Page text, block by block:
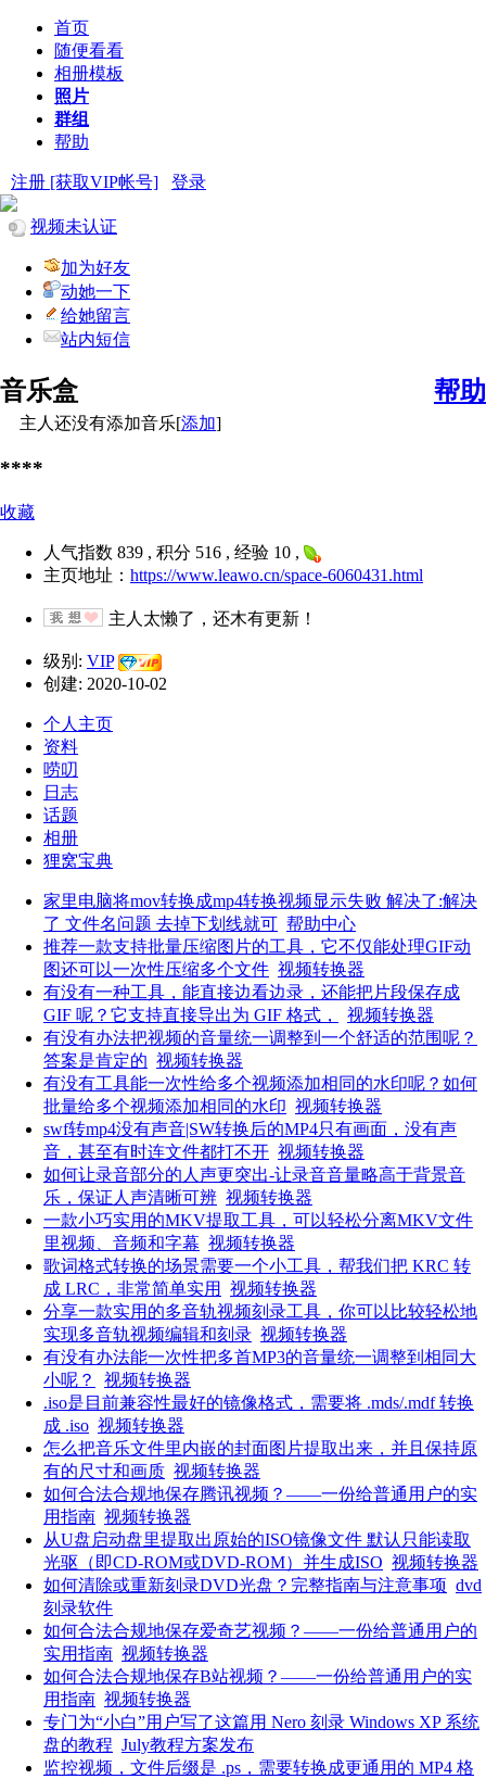
首页
随便看看
相册模板
照片
群组
帮助
注册 [获取VIP帐号] 登录
视频未认证
加为好友
动她一下
给她留言
站内短信
帮助
音乐盒
主人还没有添加音乐[添加]
****
收藏
人气指数 839 , 积分 516 , 经验 10 ,
主页地址： https://www.leawo.cn/space-6060431.html
主人太懒了，还木有更新！
级别: VIP
创建: 2020-10-02
个人主页
资料
唠叨
日志
话题
相册
狸窝宝典
家里电脑将mov转换成mp4转换视频显示失败 解决了:解决
了 文件名问题 去掉下划线就可 帮助中心
推荐一款支持批量压缩图片的工具，它不仅能处理GIF动
图还可以一次性压缩多个文件 视频转换器
有没有一种工具，能直接边看边录，还能把片段保存成
GIF 呢？它支持直接导出为 GIF 格式，
视频转换器
有没有办法把视频的音量统一调整到一个舒适的范围呢？
答案是肯定的 视频转换器
有没有工具能一次性给多个视频添加相同的水印呢？如何
批量给多个视频添加相同的水印 视频转换器
swf转mp4没有声音|SW转换后的MP4只有画面，没有声
音，甚至有时连文件都打不开 视频转换器
如何让录音部分的人声更突出-让录音音量略高于背景音
乐，保证人声清晰可辨 视频转换器
一款小巧实用的MKV提取工具，可以轻松分离MKV文件
里视频、音频和字幕 视频转换器
歌词格式转换的场景需要一个小工具，帮我们把 KRC 转
成 LRC，非常简单实用
视频转换器
分享一款实用的多音轨视频刻录工具，你可以比较轻松地
实现多音轨视频编辑和刻录 视频转换器
有没有办法能一次性把多首MP3的音量统一调整到相同大
小呢？
视频转换器
.iso是目前兼容性最好的镜像格式，需要将 .mds/.mdf 转换
成 .iso 视频转换器
怎么把音乐文件里内嵌的封面图片提取出来，并且保持原
有的尺寸和画质 视频转换器
如何合法合规地保存腾讯视频？——一份给普通用户的实
用指南 视频转换器
从U盘启动盘里提取出原始的ISO镜像文件 默认只能读取
光驱（即CD-ROM或DVD-ROM）并生成ISO 视频转换器
如何清除或重新刻录DVD光盘？完整指南与注意事项 dvd
刻录软件
如何合法合规地保存爱奇艺视频？——一份给普通用户的
实用指南 视频转换器
如何合法合规地保存B站视频？——一份给普通用户的实
用指南 视频转换器
专门为“小白”用户写了这篇用 Nero 刻录 Windows XP 系统
盘的教程 July教程方案发布
监控视频，文件后缀是 .ps，需要转换成更通用的 MP4 格